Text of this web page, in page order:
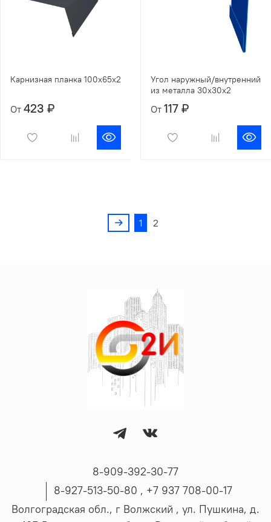
Карнизная планка 100х65х2
От 423 ₽
Угол наружный/внутренний
из металла 30х30х2
От 117 ₽
1 2
8-909-392-30-77
8-927-513-50-80 , ‪+7 937 708-00-17
Волгоградская обл., г Волжский , ул. Пушкина, д.